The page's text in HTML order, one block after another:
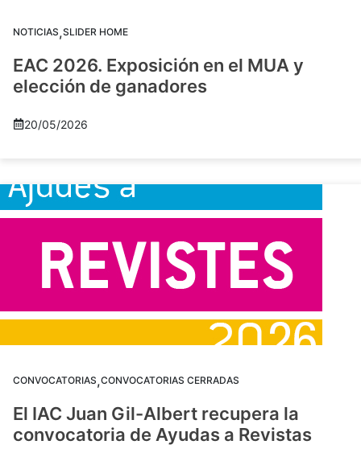
NOTICIAS,SLIDER HOME
EAC 2026. Exposición en el MUA y
elección de ganadores
20/05/2026
CONVOCATORIAS,CONVOCATORIAS CERRADAS
El IAC Juan Gil-Albert recupera la
convocatoria de Ayudas a Revistas